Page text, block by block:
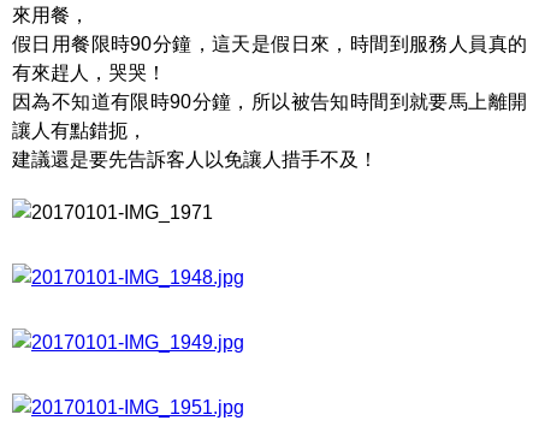
來用餐，
假日用餐限時90分鐘，這天是假日來，時間到服務人員真的
有來趕人，哭哭！
因為不知道有限時90分鐘，所以被告知時間到就要馬上離開
讓人有點錯扼，
建議還是要先告訴客人以免讓人措手不及！